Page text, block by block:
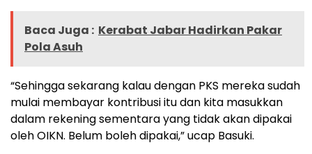
Baca Juga : Kerabat Jabar Hadirkan Pakar
Pola Asuh
“Sehingga sekarang kalau dengan PKS mereka sudah
mulai membayar kontribusi itu dan kita masukkan
dalam rekening sementara yang tidak akan dipakai
oleh OIKN. Belum boleh dipakai,” ucap Basuki.